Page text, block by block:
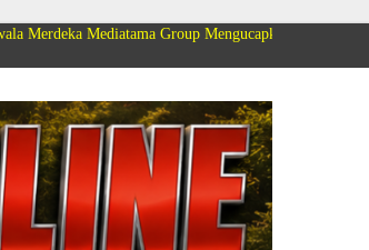
Group Mengucapkan Selamat Dirgahayu